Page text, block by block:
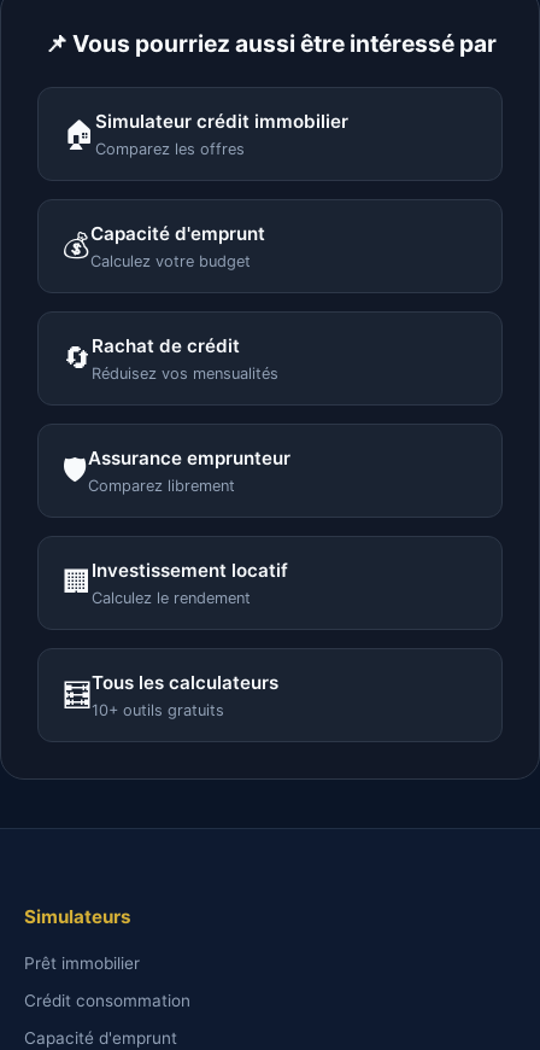
📌 Vous pourriez aussi être intéressé par
🏠 Simulateur crédit immobilier
Comparez les offres
💰Capacité d'emprunt
Calculez votre budget
🔄 Rachat de crédit
Réduisez vos mensualités
🛡️Assurance emprunteur
Comparez librement
🏢 Investissement locatif
Calculez le rendement
🧮Tous les calculateurs
10+ outils gratuits
Simulateurs
Prêt immobilier
Crédit consommation
Capacité d'emprunt